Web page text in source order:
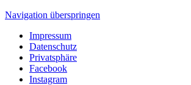
Navigation überspringen
Impressum
Datenschutz
Privatsphäre
Facebook
Instagram